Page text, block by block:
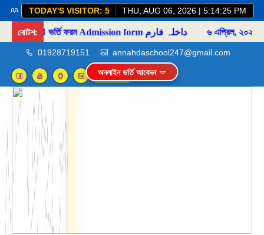
TODAY'S VISITOR: 5 THU, AUG 06, 2026 | 5:14:26 PM
নোটিশ: 📒 ভর্তি ফরম Admission form داخلہ فارم ৬ এপ্রিল, ২০২৫ 📚 ২০২৫
01928719151 annahdaschool247@gmail.com
Login
অনলাইন ভর্তি আবেদন